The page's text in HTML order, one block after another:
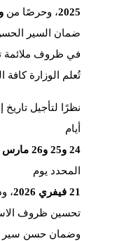
2025، وحرصًا من
ضمان السير
في ظروف ملائمة
تُعلم الوزارة كافة
نظرًا لتأجيل تاريخ
أيام
24 و25 و26 مارس 2026
المحدد يوم
21 فيفري 2026
،
تحسين ظروف
وضمان حسن سير